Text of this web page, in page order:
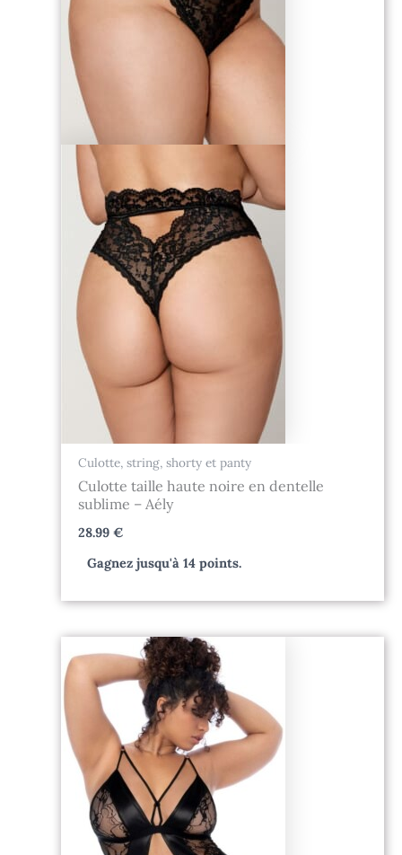
Culotte, string, shorty et panty
Culotte taille haute noire en dentelle
sublime – Aély
28.99€
Gagnez jusqu'à 14 points.